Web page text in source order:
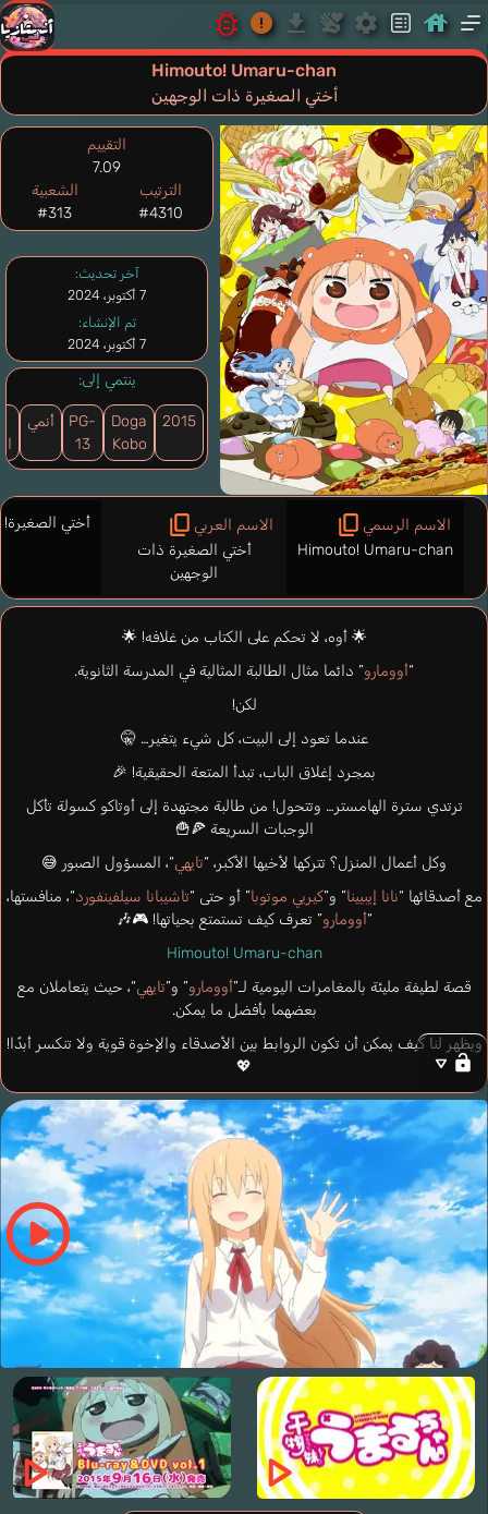
Himouto! Umaru-chan
أختي الصغيرة ذات الوجهين
آخر تحديث:
7 أكتوبر، 2024
تم الإنشاء:
7 أكتوبر، 2024
ينتمي إلى:
2015
Doga
Kobo
PG-
13
أنمي
🌟 أوه، لا تحكم على الكتاب من غلافه! 🌟
“أوومارو” دائما مثال الطالبة المثالية في المدرسة الثانوية.
لكن!
عندما تعود إلى البيت، كل شيء يتغير… 🤫
بمجرد إغلاق الباب، تبدأ المتعة الحقيقية! 🎉
ترتدي سترة الهامستر… وتتحول! من طالبة مجتهدة إلى أوتاكو كسولة تأكل
الوجبات السريعة 🍕🍟
وكل أعمال المنزل؟ تتركها لأخيها الأكبر، “تايهي“، المسؤول الصبور 😅
مع أصدقائها “نانا إيبيينا” و”كيريي موتوبا” أو حتى “تاشيبانا سيلفينفورد“، منافستها،
“أوومارو” تعرف كيف تستمتع بحياتها! 🎮🎶
Himouto! Umaru-chan
قصة لطيفة مليئة بالمغامرات اليومية لـ”أوومارو” و”تايهي“، حيث يتعاملان مع
بعضهما بأفضل ما يمكن.
ويظهر لنا كيف يمكن أن تكون الروابط بين الأصدقاء والإخوة قوية ولا تنكسر أبدًا!
💖
الاسم الرسمي
Himouto! Umaru-chan
الاسم العربي
أختي الصغيرة ذات
الوجهين
أختي الصغيرة!
التقييم
7.09
الترتيب
#4310
الشعبية
#313